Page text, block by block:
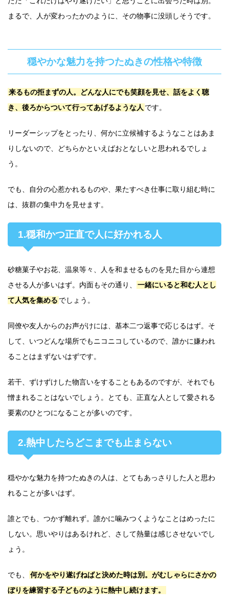
まるで、人が変わったかのように、その物事に没頭しそうです。
穏やかな魅力を持つたぬきの性格や特徴
来るもの拒まずの人。どんな人にでも笑顔を見せ、話をよく聴
き、後ろからついて行ってあげるような人 です。
リーダーシップをとったり、何かに立候補するようなことはあま
りしないので、どちらかといえばおとなしいと思われるでしょ
う。
でも、自分の心惹かれるものや、果たすべき仕事に取り組む時に
は、抜群の集中力を見せます。
1.穏和かつ正直で人に好かれる人
砂糖菓子やお花、温泉等々、人を和ませるものを見た目から連想
させる人が多いはず。内面もその通り、
一緒にいると和む人とし
て人気を集める でしょう。
同僚や友人からのお声がけには、基本二つ返事で応じるはず。そ
して、いつどんな場所でもニコニコしているので、誰かに嫌われ
ることはまずないはずです。
若干、ずけずけした物言いをすることもあるのですが、それでも
憎まれることはないでしょう。とても、正直な人として愛される
要素のひとつになることが多いのです。
2.熱中したらどこまでも止まらない
穏やかな魅力を持つたぬきの人は、とてもあっさりした人と思わ
れることが多いはず。
誰とでも、つかず離れず。誰かに噛みつくようなことはめったに
しない。思いやりはあるけれど、さして熱量は感じさせないでし
ょう。
でも、
何かをやり遂げねばと決めた時は別。がむしゃらにさかの
ぼりを練習する子どものように熱中し続けます。